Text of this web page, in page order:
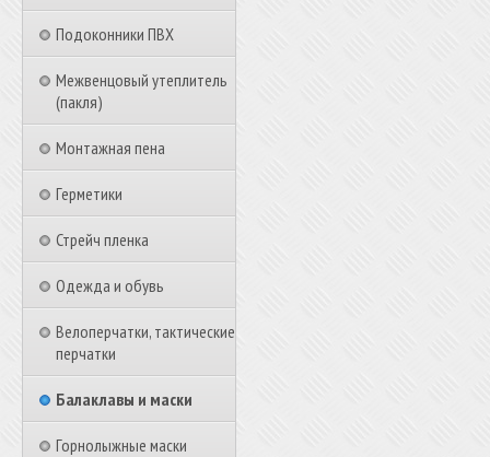
Подоконники ПВХ
Межвенцовый утеплитель
(пакля)
Монтажная пена
Герметики
Стрейч пленка
Одежда и обувь
Велоперчатки, тактические
перчатки
Балаклавы и маски
Горнолыжные маски